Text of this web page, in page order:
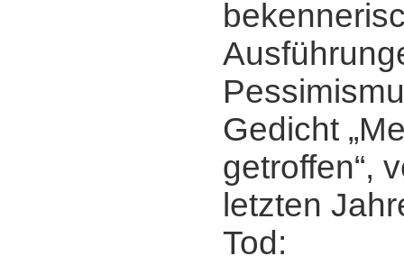
Gedicht
getroffen“,
letzten
Tod: